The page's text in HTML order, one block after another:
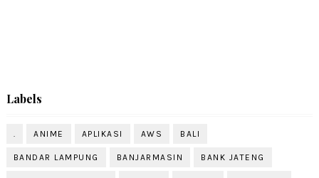
Labels
. ANIME APLIKASI AWS BALI
BANDAR LAMPUNG BANJARMASIN BANK JATENG